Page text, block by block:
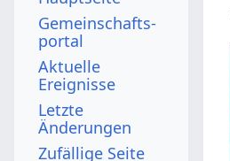
Gemeinschafts­
portal
Aktuelle
Ereignisse
Letzte
Änderungen
Zufällige Seite